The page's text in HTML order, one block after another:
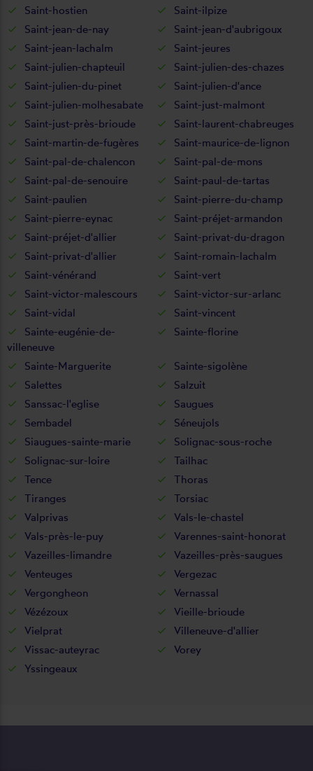
Saint-hostien
Saint-ilpize
Saint-jean-de-nay
Saint-jean-d'aubrigoux
Saint-jean-lachalm
Saint-jeures
Saint-julien-chapteuil
Saint-julien-des-chazes
Saint-julien-du-pinet
Saint-julien-d'ance
Saint-julien-molhesabate
Saint-just-malmont
Saint-just-près-brioude
Saint-laurent-chabreuges
Saint-martin-de-fugères
Saint-maurice-de-lignon
Saint-pal-de-chalencon
Saint-pal-de-mons
Saint-pal-de-senouire
Saint-paul-de-tartas
Saint-paulien
Saint-pierre-du-champ
Saint-pierre-eynac
Saint-préjet-armandon
Saint-préjet-d'allier
Saint-privat-du-dragon
Saint-privat-d'allier
Saint-romain-lachalm
Saint-vénérand
Saint-vert
Saint-victor-malescours
Saint-victor-sur-arlanc
Saint-vidal
Saint-vincent
Sainte-eugénie-de-
villeneuve
Sainte-florine
Sainte-Marguerite
Sainte-sigolène
Salettes
Salzuit
Sanssac-l'eglise
Saugues
Sembadel
Séneujols
Siaugues-sainte-marie
Solignac-sous-roche
Solignac-sur-loire
Tailhac
Tence
Thoras
Tiranges
Torsiac
Valprivas
Vals-le-chastel
Vals-près-le-puy
Varennes-saint-honorat
Vazeilles-limandre
Vazeilles-près-saugues
Venteuges
Vergezac
Vergongheon
Vernassal
Vézézoux
Vieille-brioude
Vielprat
Villeneuve-d'allier
Vissac-auteyrac
Vorey
Yssingeaux